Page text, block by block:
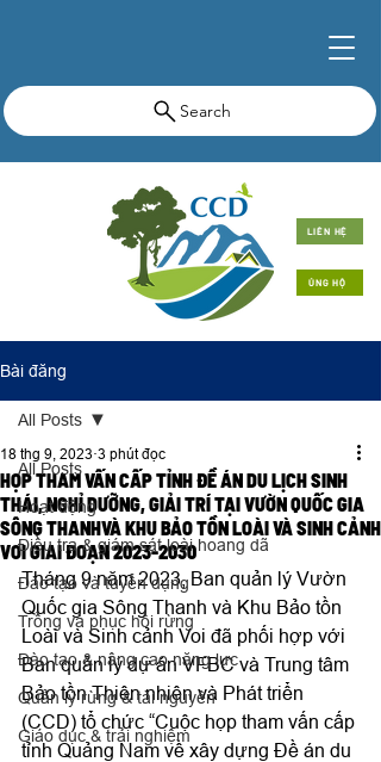
Search
LIÊN HỆ
ỦNG HỘ
Bài đăng
All Posts
Hoạt động
Điều tra & giám sát loài hoang dã
Đào tạo và tuyển dụng
Trồng và phục hồi rừng
Đào tạo & nâng cao năng lực
Quản lý rừng & tài nguyên
Giáo dục & trải nghiệm
All Posts
HỌP THAM VẤN CẤP TỈNH ĐỀ ÁN DU LỊCH SINH
THÁI, NGHỈ DƯỠNG, GIẢI TRÍ TẠI VƯỜN QUỐC GIA
SÔNG THANHVÀ KHU BẢO TỒN LOÀI VÀ SINH CẢNH
VOI GIAI ĐOẠN 2023-2030
18 thg 9, 2023 3 phút đọc
Tháng 9 năm 2023, Ban quản lý Vườn
Quốc gia Sông Thanh và Khu Bảo tồn
Loài và Sinh cảnh Voi đã phối hợp với
Ban quản lý dự án VFBC và Trung tâm
Bảo tồn Thiên nhiên và Phát triển
(CCD) tổ chức “Cuộc họp tham vấn cấp
tỉnh Quảng Nam về xây dựng Đề án du